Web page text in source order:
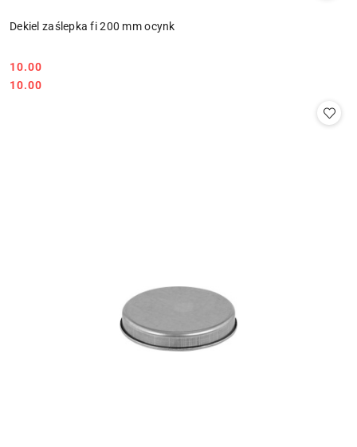
Dekiel zaślepka fi 200 mm ocynk
Cena:
10.00
Cena:
10.00